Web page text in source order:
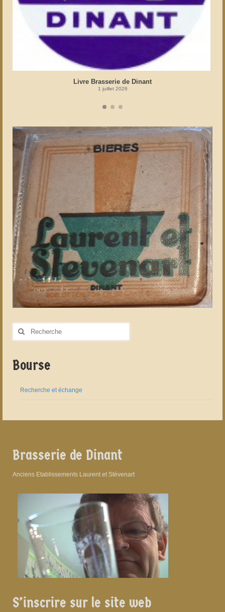
Livre Brasserie de Dinant
1 juillet 2026
Rechercher
Bourse
Recherche et échange
Brasserie de Dinant
Anciens Etablissements Laurent et Stévenart
S’inscrire sur le site web